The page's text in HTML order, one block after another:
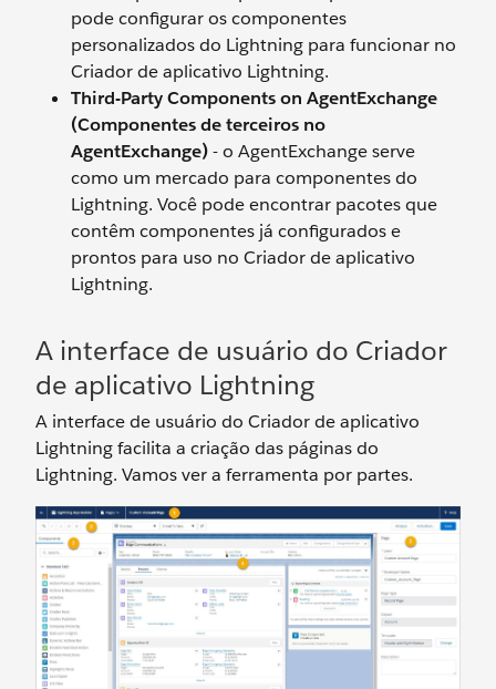
pode configurar os componentes
personalizados do Lightning para funcionar no
Criador de aplicativo Lightning.
Third-Party Components on AgentExchange
(Componentes de terceiros no
AgentExchange)- o AgentExchange serve
como um mercado para componentes do
Lightning. Você pode encontrar pacotes que
contêm componentes já configurados e
prontos para uso no Criador de aplicativo
Lightning.
A interface de usuário do Criador
de aplicativo Lightning
A interface de usuário do Criador de aplicativo
Lightning facilita a criação das páginas do
Lightning. Vamos ver a ferramenta por partes.